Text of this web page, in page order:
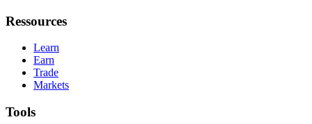
Ressources
Learn
Earn
Trade
Markets
Tools